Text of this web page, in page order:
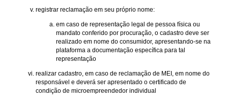
registrar reclamação em seu próprio nome:
em caso de representação legal de pessoa física ou
mandato conferido por procuração, o cadastro deve ser
realizado em nome do consumidor, apresentando-se na
plataforma a documentação específica para tal
representação
realizar cadastro, em caso de reclamação de MEI, em nome do
responsável e deverá ser apresentado o certificado de
condição de microempreendedor individual